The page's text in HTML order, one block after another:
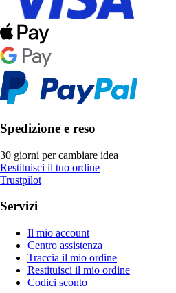
Spedizione e reso
30 giorni per cambiare idea
Restituisci il tuo ordine
Trustpilot
Servizi
Il mio account
Centro assistenza
Traccia il mio ordine
Restituisci il mio ordine
Codici sconto